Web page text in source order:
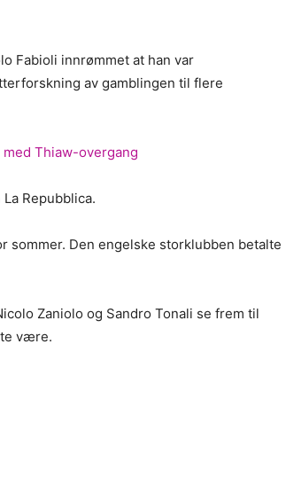
Fabioli innrømmet at han var
av gamblingen til flere
Thiaw-overgang
Repubblica.
sommer. Den engelske storklubben betalte
Zaniolo og Sandro Tonali se frem til
være.